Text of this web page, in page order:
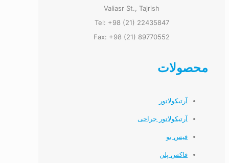
Valiasr St., Tajrish
Tel: +98 (21) 22435847
Fax: +98 (21) 89770552
محصولات
آرتیکولاتور
آرتیکولاتور جراحی
فیس بو
فاکس پلن